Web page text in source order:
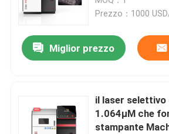
Prodotti
Prezzo：1000
Miglior prezzo
il laser selettivo
1.064μM che
stampante